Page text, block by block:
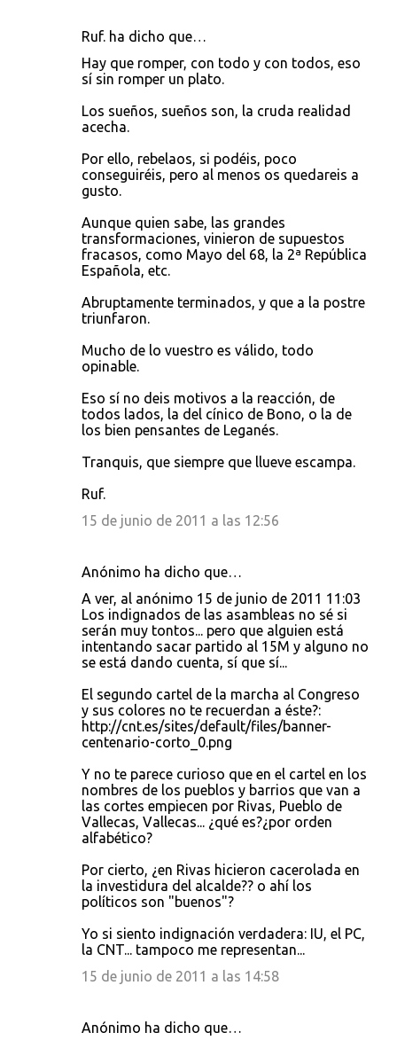
Ruf. ha dicho que…
Hay que romper, con todo y con todos, eso
sí sin romper un plato.
Los sueños, sueños son, la cruda realidad
acecha.
Por ello, rebelaos, si podéis, poco
conseguiréis, pero al menos os quedareis a
gusto.
Aunque quien sabe, las grandes
transformaciones, vinieron de supuestos
fracasos, como Mayo del 68, la 2ª República
Española, etc.
Abruptamente terminados, y que a la postre
triunfaron.
Mucho de lo vuestro es válido, todo
opinable.
Eso sí no deis motivos a la reacción, de
todos lados, la del cínico de Bono, o la de
los bien pensantes de Leganés.
Tranquis, que siempre que llueve escampa.
Ruf.
15 de junio de 2011 a las 12:56
Anónimo ha dicho que…
A ver, al anónimo 15 de junio de 2011 11:03
Los indignados de las asambleas no sé si
serán muy tontos... pero que alguien está
intentando sacar partido al 15M y alguno no
se está dando cuenta, sí que sí...
El segundo cartel de la marcha al Congreso
y sus colores no te recuerdan a éste?:
http://cnt.es/sites/default/files/banner-
centenario-corto_0.png
Y no te parece curioso que en el cartel en los
nombres de los pueblos y barrios que van a
las cortes empiecen por Rivas, Pueblo de
Vallecas, Vallecas... ¿qué es?¿por orden
alfabético?
Por cierto, ¿en Rivas hicieron cacerolada en
la investidura del alcalde?? o ahí los
políticos son "buenos"?
Yo si siento indignación verdadera: IU, el PC,
la CNT... tampoco me representan...
15 de junio de 2011 a las 14:58
Anónimo ha dicho que…